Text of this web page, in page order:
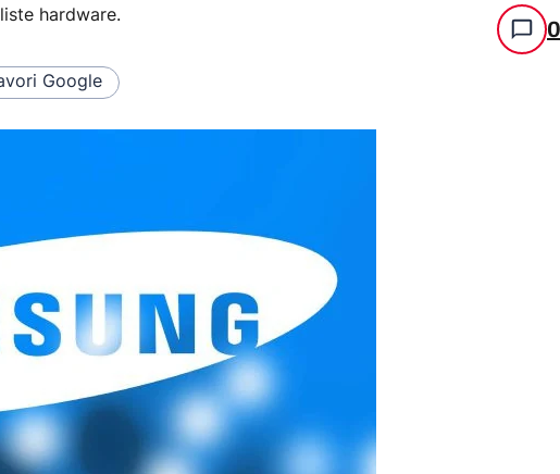
hardware.
0
Google